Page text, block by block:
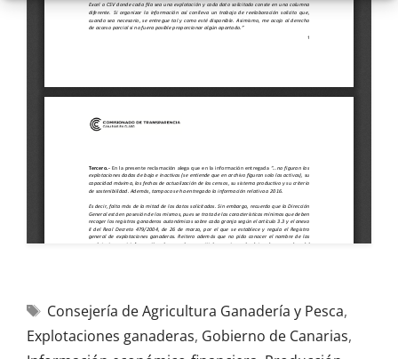
Consejería de Agricultura Ganadería y Pesca,
Explotaciones ganaderas, Gobierno de Canarias,